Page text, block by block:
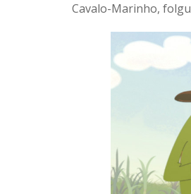
Cavalo-Marinho,